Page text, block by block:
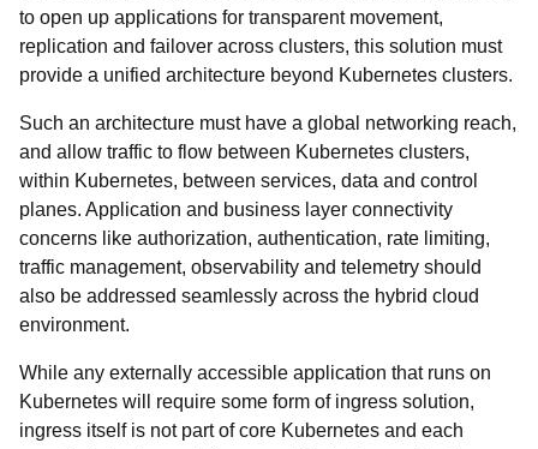
to open up applications for transparent movement,
replication and failover across clusters, this solution must
provide a unified architecture beyond Kubernetes clusters.
Such an architecture must have a global networking reach,
and allow traffic to flow between Kubernetes clusters,
within Kubernetes, between services, data and control
planes. Application and business layer connectivity
concerns like authorization, authentication, rate limiting,
traffic management, observability and telemetry should
also be addressed seamlessly across the hybrid cloud
environment.
While any externally accessible application that runs on
Kubernetes will require some form of ingress solution,
ingress itself is not part of core Kubernetes and each